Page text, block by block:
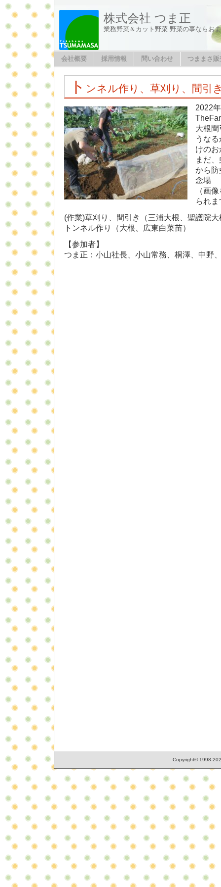
株式会社 つま正
業務野菜＆カット野菜 野菜の事ならお
会社概要 採用情報 問い合わせ つままさ
ト ンネル作り、草刈り、間引
2022
大根
うな
けの
まだ
から防
念場
（画
られま
(作業)草刈り、間引き（三浦大根、聖護院
トンネル作り（大根、広東白菜苗）
【参加者】
つま正：小山社長、小山常務、桐澤、中野
Copyright© 1998-